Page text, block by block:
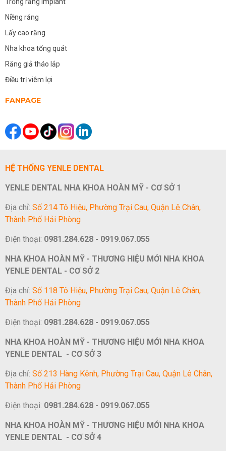
Niềng răng
Lấy cao răng
Nha khoa tổng quát
Răng giả tháo lắp
Điều trị viêm lợi
FANPAGE
HỆ THỐNG YENLE DENTAL
YENLE DENTAL NHA KHOA HOÀN MỸ - CƠ SỞ 1
Địa chỉ: Số 214 Tô Hiệu, Phường Trại Cau, Quận Lê Chân,
Thành Phố Hải Phòng
Điện thoại: 0981.284.628 - 0919.067.055
NHA KHOA HOÀN MỸ - THƯƠNG HIỆU MỚI NHA KHOA
YENLE DENTAL - CƠ SỞ 2
Địa chỉ: Số 118 Tô Hiệu, Phường Trại Cau, Quận Lê Chân,
Thành Phố Hải Phòng
Điện thoại: 0981.284.628 - 0919.067.055
NHA KHOA HOÀN MỸ - THƯƠNG HIỆU MỚI NHA KHOA
YENLE DENTAL - CƠ SỞ 3
Địa chỉ: Số 213 Hàng Kênh, Phường Trại Cau, Quận Lê Chân,
Thành Phố Hải Phòng
Điện thoại: 0981.284.628 - 0919.067.055
NHA KHOA HOÀN MỸ - THƯƠNG HIỆU MỚI NHA KHOA
YENLE DENTAL - CƠ SỞ 4